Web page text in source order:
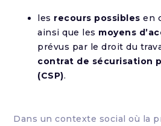
les recours possibles en
ainsi que les moyens
prévus par le droit du
contrat de sécurisation
(CSP).
Dans un contexte social où la